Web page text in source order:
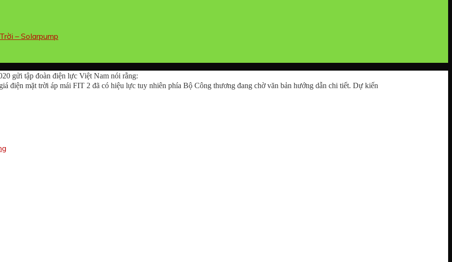
– Solarpump
gửi tập đoàn điện lực Việt Nam nói rằng:
điện mặt trời áp mái FIT 2 đã có hiệu lực tuy nhiên phía Bộ Công thương đang chờ văn bản hướng dẫn chi tiết. Dự kiến